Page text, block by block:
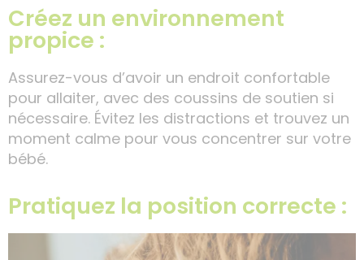
Créez un environnement
propice :
Assurez-vous d’avoir un endroit confortable
pour allaiter, avec des coussins de soutien si
nécessaire. Évitez les distractions et trouvez un
moment calme pour vous concentrer sur votre
bébé.
Pratiquez la position correcte :